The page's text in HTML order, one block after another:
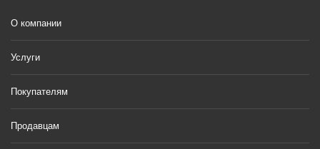
О компании
Услуги
Покупателям
Продавцам